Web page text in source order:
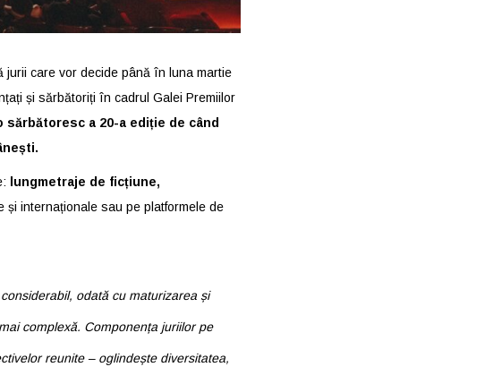
jurii care vor decide până în luna martie
și sărbătoriți în cadrul Galei Premiilor
sărbătoresc a 20-a ediție de când
lungmetraje de ficțiune,
și internaționale sau pe platformele de
odată cu maturizarea și
complexă. Componența juriilor pe
reunite – oglindește diversitatea,